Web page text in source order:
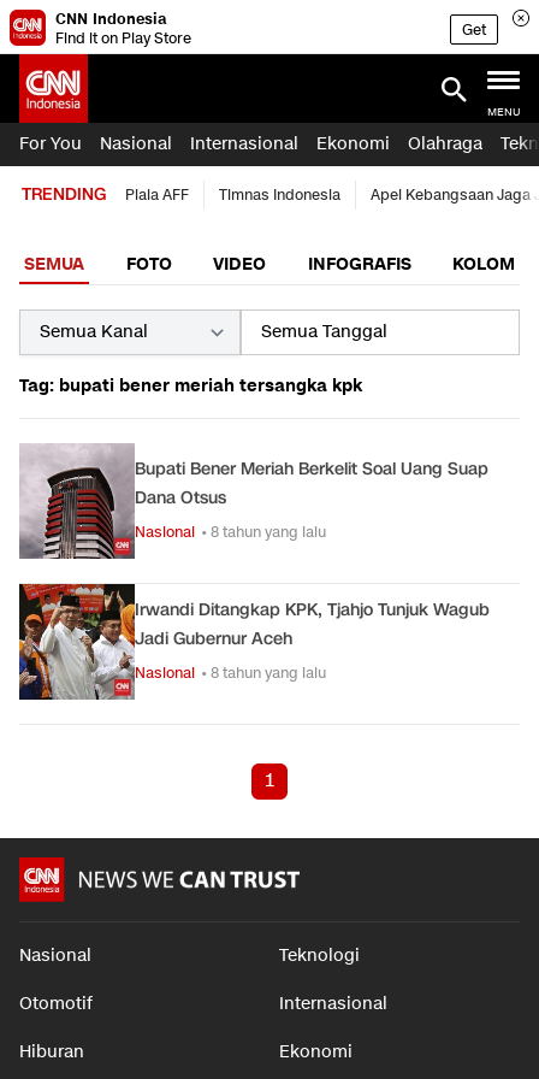
CNN Indonesia
Find it on Play Store
Get
MENU
For You Nasional Internasional Ekonomi Olahraga
TRENDING Piala AFF Timnas Indonesia Apel Kebangsaan Jaga
SEMUA FOTO VIDEO INFOGRAFIS KOLOM
Tag: bupati bener meriah tersangka kpk
Bupati Bener Meriah Berkelit Soal Uang Suap
Dana Otsus
Nasional • 8 tahun yang lalu
Irwandi Ditangkap KPK, Tjahjo Tunjuk Wagub
Jadi Gubernur Aceh
Nasional • 8 tahun yang lalu
1
Nasional Teknologi
Otomotif Internasional
Hiburan Ekonomi